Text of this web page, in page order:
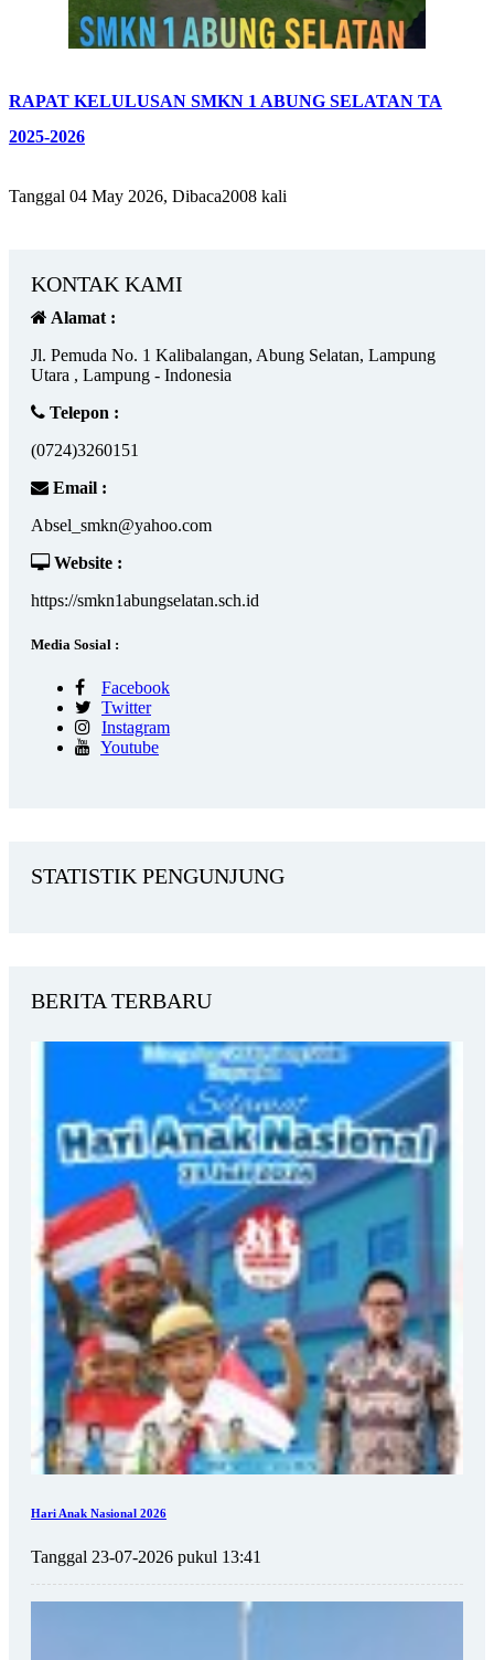
RAPAT KELULUSAN SMKN 1 ABUNG SELATAN TA
2025-2026
Tanggal 04 May 2026, Dibaca2008 kali
KONTAK KAMI
Alamat :
Jl. Pemuda No. 1 Kalibalangan, Abung Selatan, Lampung
Utara , Lampung - Indonesia
Telepon :
(0724)3260151
Email :
Absel_smkn@yahoo.com
Website :
https://smkn1abungselatan.sch.id
Media Sosial :
Facebook
Twitter
Instagram
Youtube
STATISTIK PENGUNJUNG
BERITA TERBARU
Hari Anak Nasional 2026
Tanggal 23-07-2026 pukul 13:41